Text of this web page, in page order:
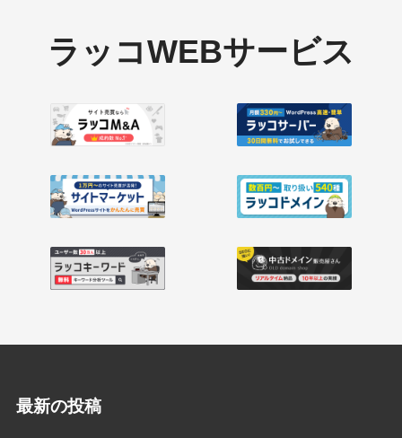
ラッコWEBサービス
最新の投稿